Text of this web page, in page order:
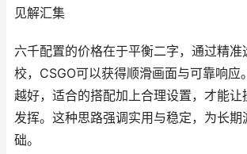
见解汇集
六千配置的价格在于平衡二字，通过精准
校，CSGO可以获得顺滑画面与可靠响应
越好，适合的搭配加上合理设置，才能让
发挥。这种思路强调实用与稳定，为长期
础。